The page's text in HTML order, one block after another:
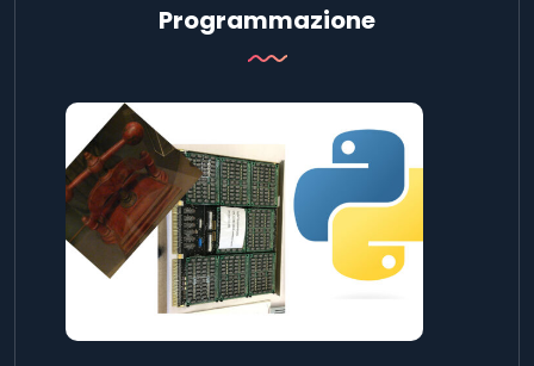
Programmazione